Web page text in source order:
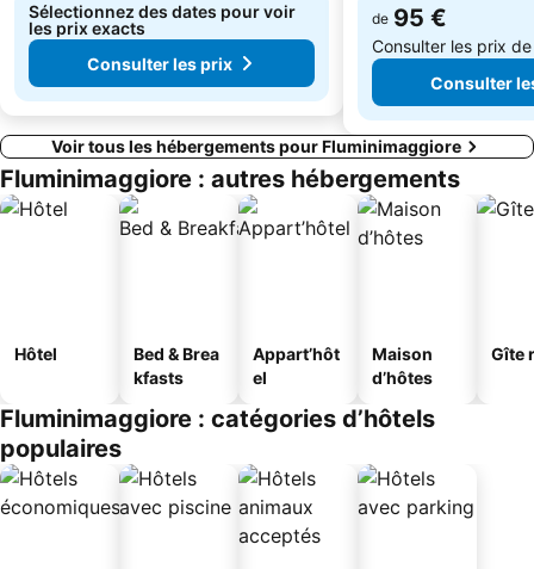
Sélectionnez des dates pour voir
les prix exacts
Consulter les prix
de 95 €
Consulter les prix
Consulter
Voir tous les hébergements pour Fluminimaggiore
Fluminimaggiore : autres hébergements
Hôtel
Bed & Brea
kfasts
Appart’hôt
el
Maison
d’hôtes
Gîte
Fluminimaggiore : catégories d’hôtels
populaires